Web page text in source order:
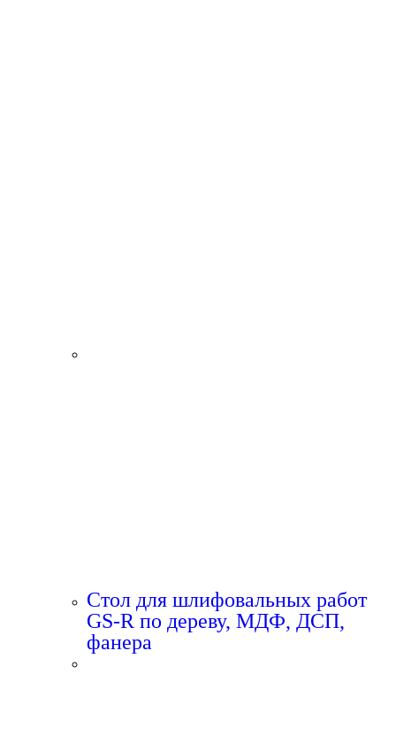
Стол для шлифовальных работ
GS-R по дереву, МДФ, ДСП,
фанера